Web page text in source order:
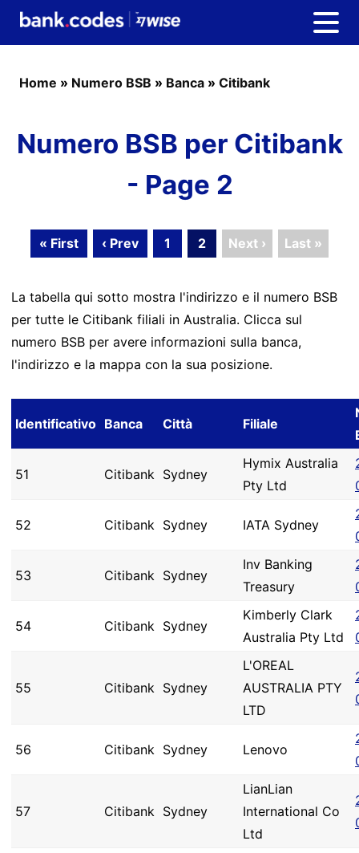
Home » Numero BSB » Banca » Citibank
Numero BSB per Citibank
- Page 2
« First ‹ Prev 1 2 Next › Last »
La tabella qui sotto mostra l'indirizzo e il numero BSB
per tutte le Citibank filiali in Australia. Clicca sul
numero BSB per avere informazioni sulla banca,
l'indirizzo e la mappa con la sua posizione.
Identificativo Banca Città Filiale
51 Citibank Sydney
Hymix Australia
Pty Ltd
52 Citibank Sydney IATA Sydney
53 Citibank Sydney
Inv Banking
Treasury
54 Citibank Sydney
Kimberly Clark
Australia Pty Ltd
55 Citibank Sydney
L'OREAL
AUSTRALIA PTY
LTD
56 Citibank Sydney Lenovo
57 Citibank Sydney
LianLian
International Co
Ltd